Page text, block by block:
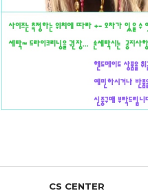
CS CENTER